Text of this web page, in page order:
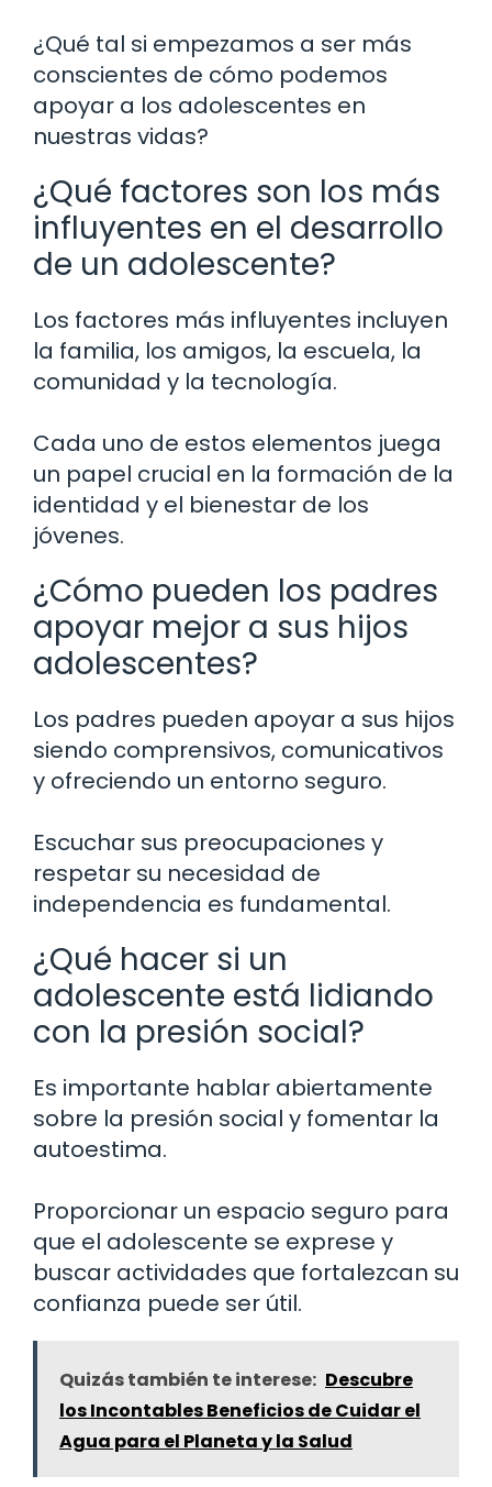
¿Qué tal si empezamos a ser más
conscientes de cómo podemos
apoyar a los adolescentes en
nuestras vidas?
¿Qué factores son los más
influyentes en el desarrollo
de un adolescente?
Los factores más influyentes incluyen
la familia, los amigos, la escuela, la
comunidad y la tecnología.
Cada uno de estos elementos juega
un papel crucial en la formación de la
identidad y el bienestar de los
jóvenes.
¿Cómo pueden los padres
apoyar mejor a sus hijos
adolescentes?
Los padres pueden apoyar a sus hijos
siendo comprensivos, comunicativos
y ofreciendo un entorno seguro.
Escuchar sus preocupaciones y
respetar su necesidad de
independencia es fundamental.
¿Qué hacer si un
adolescente está lidiando
con la presión social?
Es importante hablar abiertamente
sobre la presión social y fomentar la
autoestima.
Proporcionar un espacio seguro para
que el adolescente se exprese y
buscar actividades que fortalezcan su
confianza puede ser útil.
Quizás también te interese: Descubre
los Incontables Beneficios de Cuidar el
Agua para el Planeta y la Salud